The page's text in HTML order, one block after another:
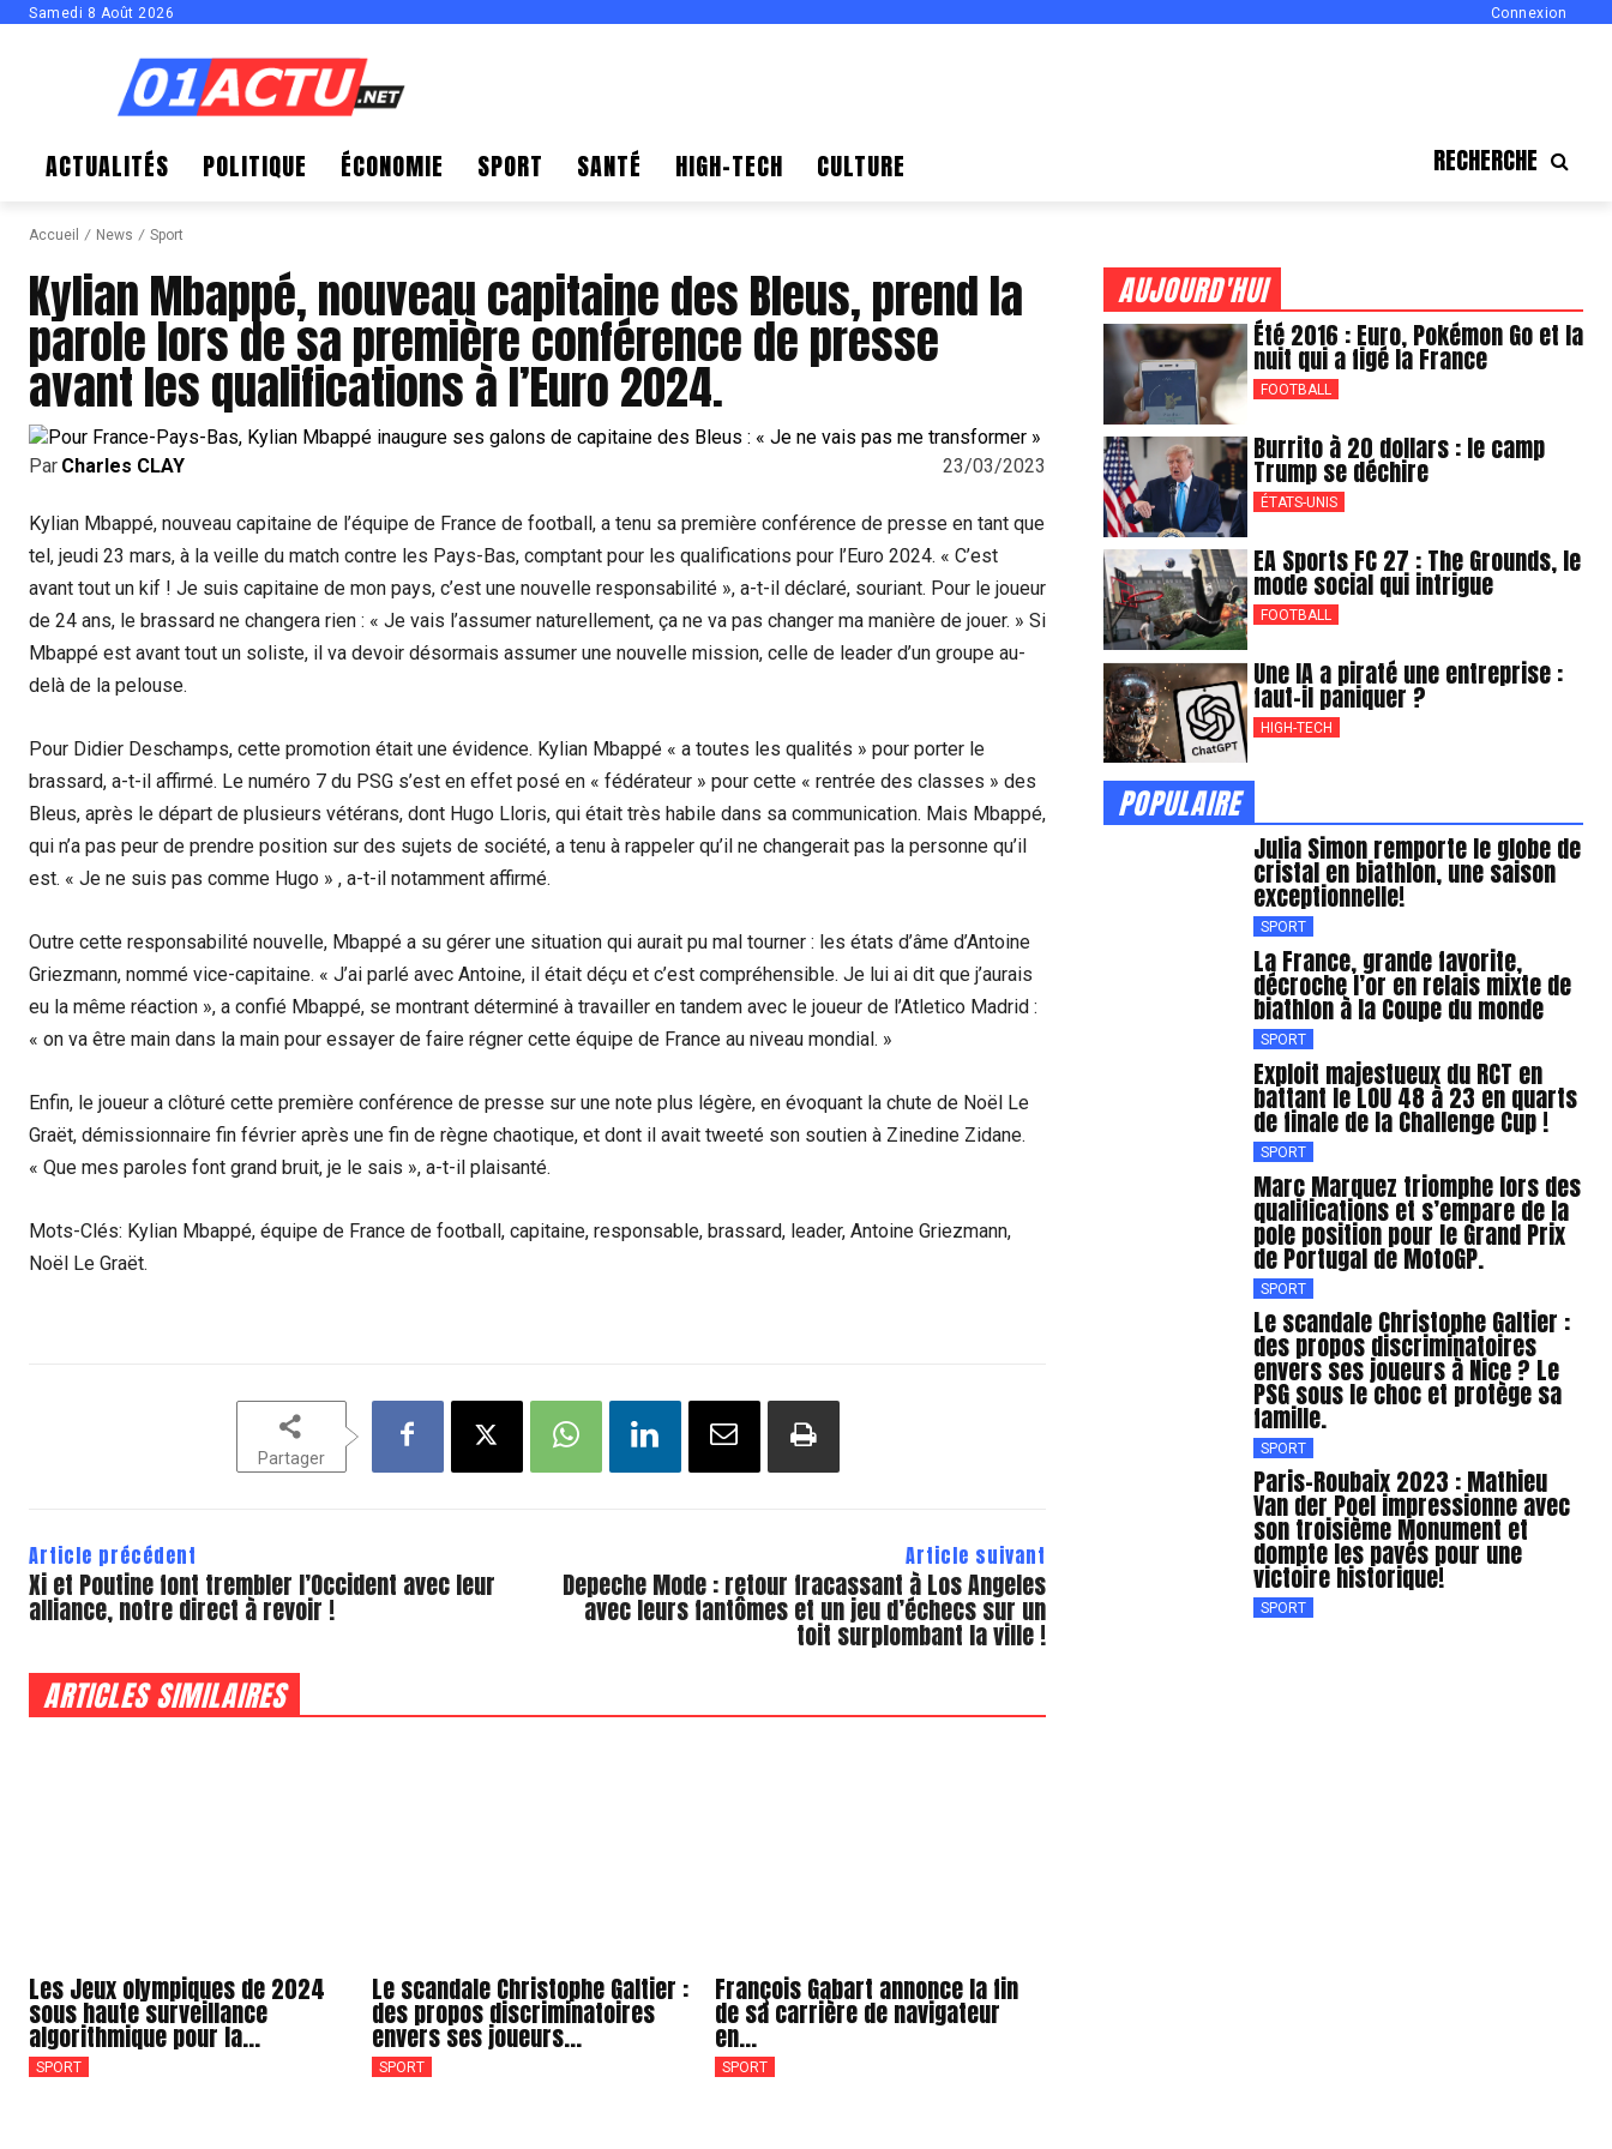
Samedi 8 Août 2026 Connexion
ACTUALITÉS POLITIQUE ÉCONOMIE SPORT SANTÉ HIGH-TECH CULTURE RECHERCHE
Accueil News Sport
Kylian Mbappé, nouveau capitaine des Bleus, prend la
parole lors de sa première conférence de presse
avant les qualifications à l’Euro 2024.
23/03/2023
Par Charles CLAY
Kylian Mbappé, nouveau capitaine de l’équipe de France de football, a tenu sa première conférence de presse en tant que
tel, jeudi 23 mars, à la veille du match contre les Pays-Bas, comptant pour les qualifications pour l’Euro 2024. « C’est
avant tout un kif ! Je suis capitaine de mon pays, c’est une nouvelle responsabilité », a-t-il déclaré, souriant. Pour le joueur
de 24 ans, le brassard ne changera rien : « Je vais l’assumer naturellement, ça ne va pas changer ma manière de jouer. » Si
Mbappé est avant tout un soliste, il va devoir désormais assumer une nouvelle mission, celle de leader d’un groupe au-
delà de la pelouse.
Pour Didier Deschamps, cette promotion était une évidence. Kylian Mbappé « a toutes les qualités » pour porter le
brassard, a-t-il affirmé. Le numéro 7 du PSG s’est en effet posé en « fédérateur » pour cette « rentrée des classes » des
Bleus, après le départ de plusieurs vétérans, dont Hugo Lloris, qui était très habile dans sa communication. Mais Mbappé,
qui n’a pas peur de prendre position sur des sujets de société, a tenu à rappeler qu’il ne changerait pas la personne qu’il
est. « Je ne suis pas comme Hugo » , a-t-il notamment affirmé.
Outre cette responsabilité nouvelle, Mbappé a su gérer une situation qui aurait pu mal tourner : les états d’âme d’Antoine
Griezmann, nommé vice-capitaine. « J’ai parlé avec Antoine, il était déçu et c’est compréhensible. Je lui ai dit que j’aurais
eu la même réaction », a confié Mbappé, se montrant déterminé à travailler en tandem avec le joueur de l’Atletico Madrid :
« on va être main dans la main pour essayer de faire régner cette équipe de France au niveau mondial. »
Enfin, le joueur a clôturé cette première conférence de presse sur une note plus légère, en évoquant la chute de Noël Le
Graët, démissionnaire fin février après une fin de règne chaotique, et dont il avait tweeté son soutien à Zinedine Zidane.
« Que mes paroles font grand bruit, je le sais », a-t-il plaisanté.
Mots-Clés: Kylian Mbappé, équipe de France de football, capitaine, responsable, brassard, leader, Antoine Griezmann,
Noël Le Graët.
Partager
Article précédent
Xi et Poutine font trembler l’Occident avec leur
alliance, notre direct à revoir !
Article suivant
Depeche Mode : retour fracassant à Los Angeles
avec leurs fantômes et un jeu d’échecs sur un
toit surplombant la ville !
ARTICLES SIMILAIRES
Les Jeux olympiques de 2024
sous haute surveillance
algorithmique pour la...
SPORT
Le scandale Christophe Galtier :
des propos discriminatoires
envers ses joueurs...
SPORT
François Gabart annonce la fin
de sa carrière de navigateur
en...
SPORT
AUJOURD'HUI
Été 2016 : Euro, Pokémon Go et la
nuit qui a figé la France
FOOTBALL
Burrito à 20 dollars : le camp
Trump se déchire
ÉTATS-UNIS
EA Sports FC 27 : The Grounds, le
mode social qui intrigue
FOOTBALL
Une IA a piraté une entreprise :
faut-il paniquer ?
HIGH-TECH
POPULAIRE
Julia Simon remporte le globe de
cristal en biathlon, une saison
exceptionnelle!
SPORT
La France, grande favorite,
décroche l’or en relais mixte de
biathlon à la Coupe du monde
SPORT
Exploit majestueux du RCT en
battant le LOU 48 à 23 en quarts
de finale de la Challenge Cup !
SPORT
Marc Marquez triomphe lors des
qualifications et s’empare de la
pole position pour le Grand Prix
de Portugal de MotoGP.
SPORT
Le scandale Christophe Galtier :
des propos discriminatoires
envers ses joueurs à Nice ? Le
PSG sous le choc et protège sa
famille.
SPORT
Paris-Roubaix 2023 : Mathieu
Van der Poel impressionne avec
son troisième Monument et
dompte les pavés pour une
victoire historique!
SPORT